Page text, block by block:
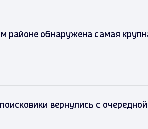
районе обнаружена самая
вернулись с